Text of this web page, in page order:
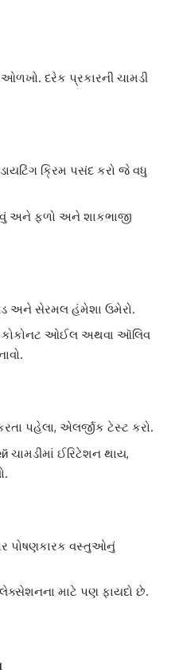
ઓળખો. દરેક પ્રકારની ચામડી
ક્રિમ પસંદ કરો જે વધુ
અને ફળો અને શાકભાજી
અને સેરમલ હંમેશા ઉમેરો.
કોકોનટ ઓઈલ અથવા ઑલિવ
પહેલા, એલર્જીક ટેસ્ટ કરો.
ચામડીમાં ઈરિટેશન થાય,
પોષણકારક વસ્તુઓનું
માટે પણ ફાયદો છે.